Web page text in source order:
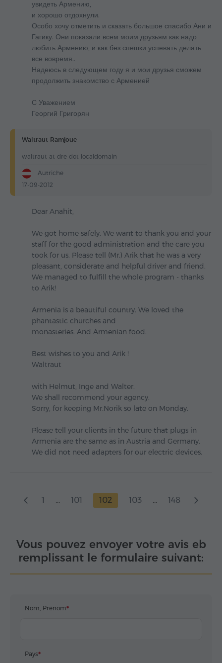
увидеть Армению,
и хорошо отдохнули.
Особо хочу отметить и сказать большое спасибо Ани и
Гагику. Они показали всем моим друзьям как надо
любить Армению, и как без спешки успевать делать
все вовремя..
Надеюсь в следующем году я и мои друзья сможем
продолжить знакомство с Арменией
С Уважением
Георгий Григорян
Waltraut Ramjoue
waltraut at dre dot localdomain
Autriche
17-09-2012
Dear Anahit,
We got home safely. We want to thank you and your
staff for the good administration and the care you
took for us. Please tell (Mr.) Arik that he was a very
pleasant, considerate and helpful driver and friend.
We managed to fulfill the whole program - thanks
to Arik!
Armenia is a beautiful country. We loved the
phantastic churches and
monasteries. And Armenian food.
Best wishes to you and Arik !
Waltraut
with Helmut, Inge and Walter.
We shall recommend your agency.
Sorry, for keeping Mr.Norik so late on Monday.
Please tell your clients in the future that plugs in
Armenia are the same as in Austria and Germany.
We did not need adapters for our electric devices.
1 ... 101 102 103 ... 148
Vous pouvez envoyer votre avis eb
remplissant le formulaire suivant:
Nom, Prénom
Pays